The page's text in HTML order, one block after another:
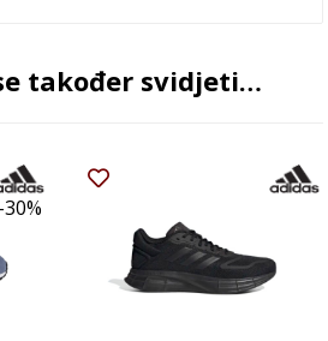
također svidjeti…
-30%